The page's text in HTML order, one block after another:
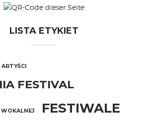
LISTA ETYKIET
ARTYŚCI
FESTIVAL
FESTIWALE